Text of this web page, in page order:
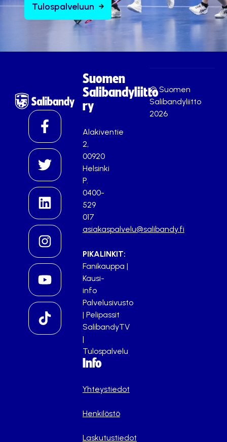
Tulospalveluun
Suomen
Salibandyliitto
ry
Alakiventie
2,
00920
Helsinki
P.
0400-
529
017
asiakaspalvelu@salibandy.fi
PIKALINKIT:
Fanikauppa |
Kausi-
info
Palvelusivusto
| Pelipassit
SalibandyTV
|
Tulospalvelu
Info
Yhteystiedot
Henkilöstö
Laskutustiedot
© Suomen
Salibandyliitto
2026